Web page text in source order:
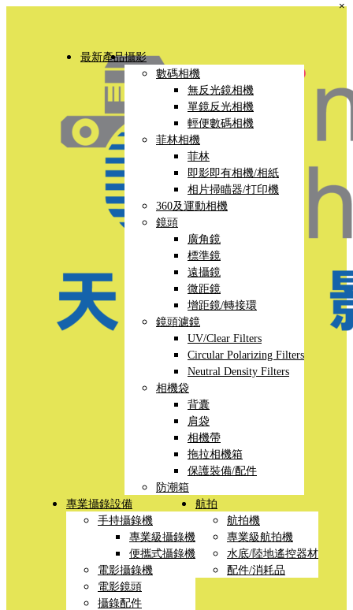
最新產品攝影
數碼相機
無反光鏡相機
單鏡反光相機
輕便數碼相機
菲林相機
菲林
即影即有相機/相紙
相片掃瞄器/打印機
360及運動相機
鏡頭
廣角鏡
標準鏡
遠攝鏡
微距鏡
增距鏡/轉接環
鏡頭濾鏡
UV/Clear Filters
Circular Polarizing Filters
Neutral Density Filters
相機袋
背囊
肩袋
相機帶
拖拉相機箱
保護裝備/配件
防潮箱
專業攝錄設備
手持攝錄機
專業級攝錄機
便攜式攝錄機
電影攝錄機
電影鏡頭
攝錄配件
航拍
航拍機
專業級航拍機
水底/陸地遙控器材
配件/消耗品
×